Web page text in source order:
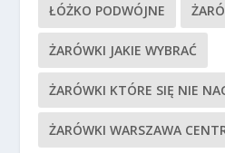
ŁÓŻKO PODWÓJNE
ŻARÓWKI JAKIE WYBRAĆ
ŻARÓWKI KTÓRE SIĘ NIE
ŻARÓWKI WARSZAWA